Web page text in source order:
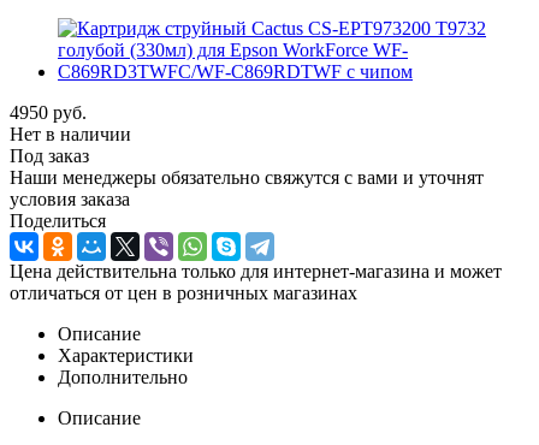
4950 руб.
Нет в наличии
Под заказ
Наши менеджеры обязательно свяжутся с вами и уточнят
условия заказа
Поделиться
Цена действительна только для интернет-магазина и может
отличаться от цен в розничных магазинах
Описание
Характеристики
Дополнительно
Описание